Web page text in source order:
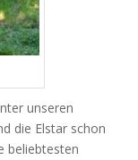
unseren
die Elstar schon
beliebtesten